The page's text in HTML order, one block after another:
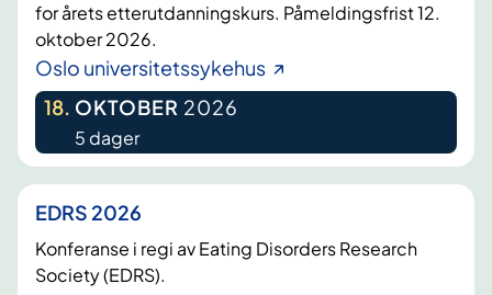
for årets etterutdanningskurs. Påmeldingsfrist 12.
oktober 2026.
Oslo universitetssykehus
18. OKTOBER 2026
5 dager
EDRS 2026
Konferanse i regi av Eating Disorders Research
Society (EDRS).